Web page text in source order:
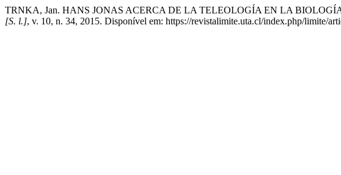
TRNKA, Jan. HANS JONAS ACERCA DE LA TELEOLOGÍA EN LA
[S. l.], v. 10, n. 34, 2015. Disponível em: https://revistalimite.uta.cl/index.php/limite/